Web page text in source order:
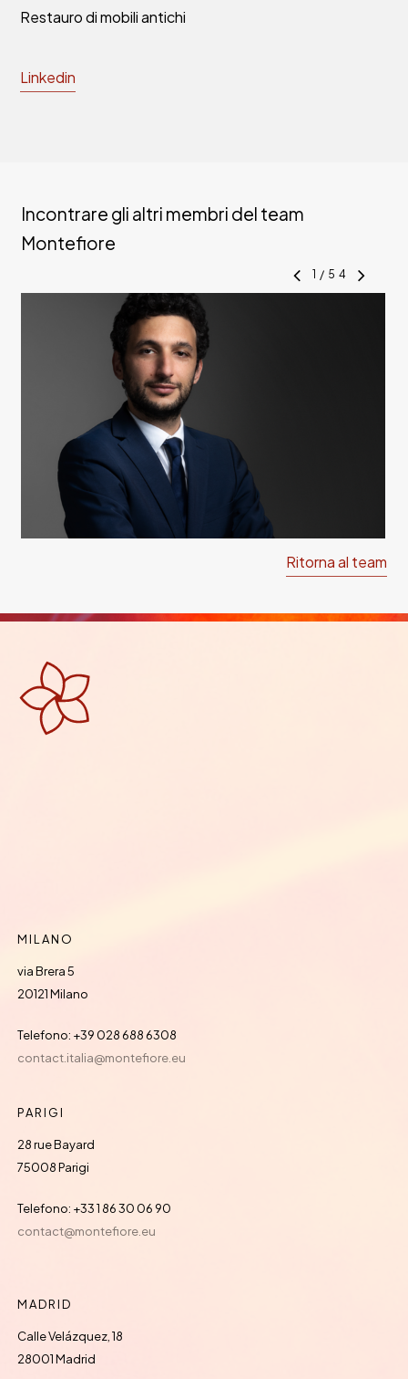
Restauro di mobili antichi
Linkedin
Incontrare gli altri membri del team
Montefiore
1 / 54
Ritorna al team
MILANO
via Brera 5
20121 Milano
Telefono: +39 028 688 6308
contact.italia@montefiore.eu
PARIGI
28 rue Bayard
75008 Parigi
Telefono: +33 1 86 30 06 90
contact@montefiore.eu
MADRID
Calle Velázquez, 18
28001 Madrid